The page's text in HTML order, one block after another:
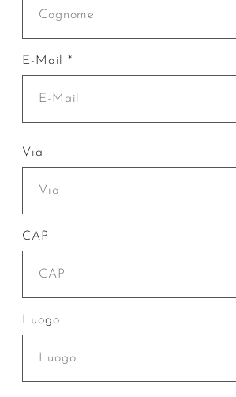
E-Mail *
Via
CAP
Luogo